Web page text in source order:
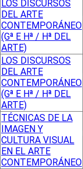
LOS DISCURSOS
DEL ARTE
CONTEMPORÁNEO
(Gª E Hª / Hª DEL
ARTE)
LOS DISCURSOS
DEL ARTE
CONTEMPORÁNEO
(Gª E Hª / Hª DEL
ARTE)
TÉCNICAS DE LA
IMAGEN Y
CULTURA VISUAL
EN EL ARTE
CONTEMPORÁNEO